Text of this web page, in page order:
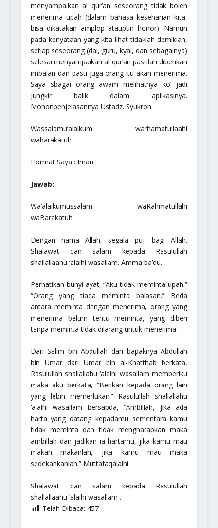
menyampaikan al qur’an seseorang tidak boleh
menerima upah (dalam bahasa keseharian kita,
bisa dikatakan amplop ataupun honor). Namun
pada kenyataan yang kita lihat tidaklah demikian,
setiap seseorang (dai, guru, kyai, dan sebagainya)
selesai menyampaikan al qur’an pastilah diberikan
imbalan dan pasti juga orang itu akan menerima.
Saya sbagai orang awam melihatnya ko’ jadi
jungkir balik dalam aplikasinya.
Mohonpenjelasannya Ustadz. Syukron.
Wassalamu’alaikum warhamatullaahi
wabarakatuh
Hormat Saya : Iman
Jawab:
Wa’alaikumussalam waRahmatullahi
waBarakatuh
Dengan nama Allah, segala puji bagi Allah.
Shalawat dan salam kepada Rasulullah
shallallaahu ‘alaihi wasallam. Amma ba’du.
Perhatikan bunyi ayat, “Aku tidak meminta upah.”
“Orang yang tiada meminta balasan.” Beda
antara meminta dengan menerima, orang yang
menerima belum tentu meminta, yang diberi
tanpa meminta tidak dilarang untuk menerima.
Dari Salim bin Abdullah dari bapaknya Abdullah
bin Umar dari Umar bin al-Khatthab berkata,
Rasulullah shallallahu ‘alaihi wasallam memberiku
maka aku berkata, “Berikan kepada orang lain
yang lebih memerlukan.” Rasulullah shallallahu
‘alaihi wasallam bersabda,“Ambillah, jika ada
harta yang datang kepadamu sementara kamu
tidak meminta dan tidak mengharapkan maka
ambillah dan jadikan ia hartamu, jika kamu mau
makan makanlah, jika kamu mau maka
sedekahkanlah.”Muttafaqalaihi.
Shalawat dan salam kepada Rasulullah
shallallaahu ‘alaihi wasallam .
Telah Dibaca: 457